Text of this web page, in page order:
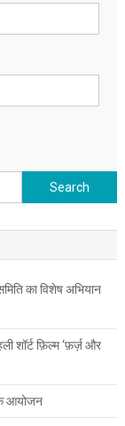
Search for:
का विशेष अभियान
फ़िल्म ‘फ़र्ज़ और
आयोजन